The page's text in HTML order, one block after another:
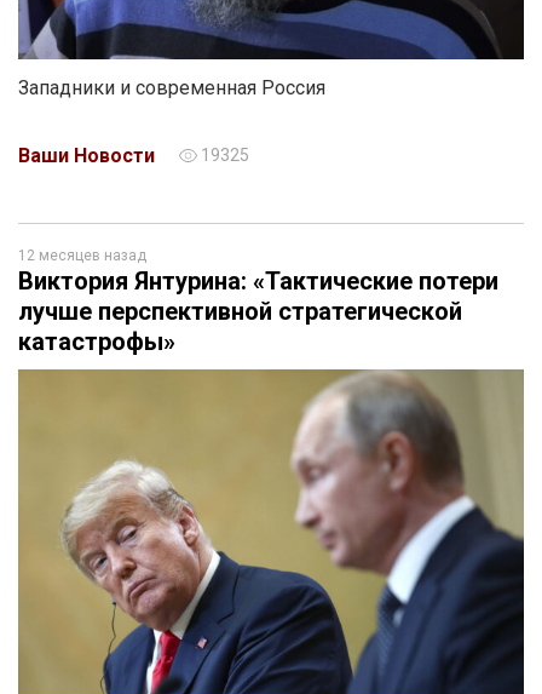
Западники и современная Россия
Ваши Новости 19325
12 месяцев назад
Виктория Янтурина: «Тактические потери
лучше перспективной стратегической
катастрофы»